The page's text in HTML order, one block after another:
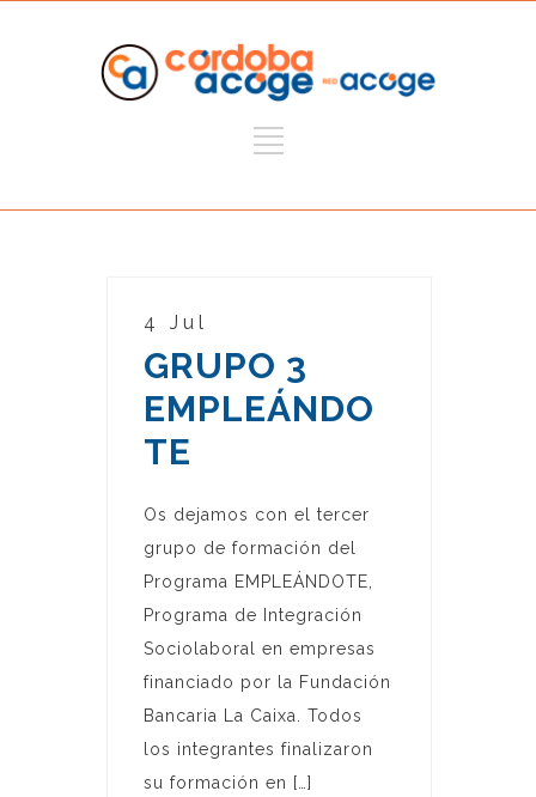
4 Jul
GRUPO 3
EMPLEÁNDO
TE
Os dejamos con el tercer
grupo de formación del
Programa EMPLEÁNDOTE,
Programa de Integración
Sociolaboral en empresas
financiado por la Fundación
Bancaria La Caixa. Todos
los integrantes finalizaron
su formación en […]